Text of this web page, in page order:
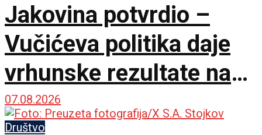
Jakovina potvrdio –
Vučićeva politika daje
vrhunske rezultate na
međunarodnoj sceni
07.08.2026
Društvo